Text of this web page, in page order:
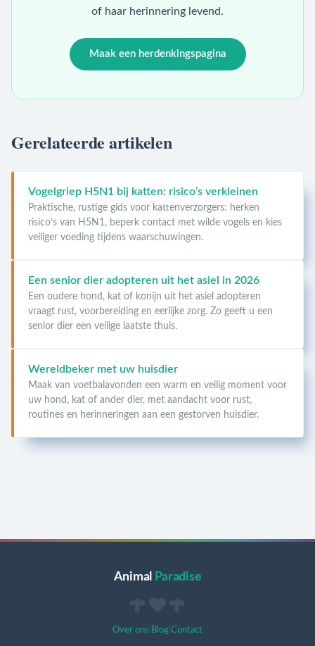
of haar herinnering levend.
Maak een herdenkingspagina
Gerelateerde artikelen
Vogelgriep H5N1 bij katten: risico’s verkleinen
Praktische, rustige gids voor kattenverzorgers: herken
risico’s van H5N1, beperk contact met wilde vogels en kies
veiliger voeding tijdens waarschuwingen.
Een senior dier adopteren uit het asiel in 2026
Een oudere hond, kat of konijn uit het asiel adopteren
vraagt rust, voorbereiding en eerlijke zorg. Zo geeft u een
senior dier een veilige laatste thuis.
Wereldbeker met uw huisdier
Maak van voetbalavonden een warm en veilig moment voor
uw hond, kat of ander dier, met aandacht voor rust,
routines en herinneringen aan een gestorven huisdier.
Animal Paradise
Over ons Blog Contact